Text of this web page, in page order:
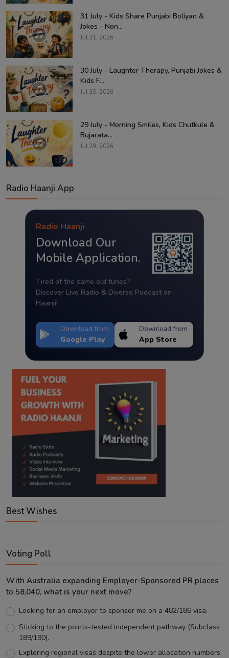
31 July - Kids Share Punjabi Boliyan &
Jokes - Non...
Jul 31, 2026
30 July - Laughter Therapy, Punjabi Jokes &
Kids F...
Jul 30, 2026
29 July - Morning Smiles, Kids Chutkule &
Bujarata...
Jul 29, 2026
Radio Haanji App
Radio Haanji
Download Our
Mobile Application.
Tired of the same old tunes?
Discover Live Radio & Diverse Podcast on
Haanji!
Download from
Google Play
Download from
App Store
Best Wishes
Voting Poll
With Australia expanding Employer-Sponsored PR places
to 58,040, what is your next move?
Looking for an employer to sponsor me on a 482/186 visa.
Sticking to the points-tested independent pathway (Subclass
189/190).
Exploring regional visas despite the lower allocation numbers.